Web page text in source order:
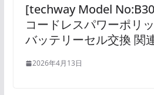
[techway Model
コードレスパワーポリ
バッテリーセル交換 関
2026年4月13日